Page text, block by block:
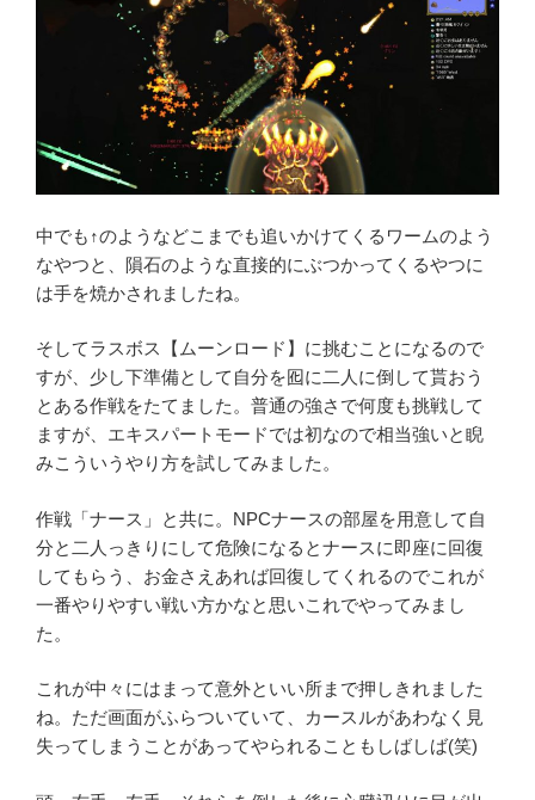
中でも↑のようなどこまでも追いかけてくるワームのよう
なやつと、隕石のような直接的にぶつかってくるやつに
は手を焼かされましたね。
そしてラスボス【ムーンロード】に挑むことになるので
すが、少し下準備として自分を囮に二人に倒して貰おう
とある作戦をたてました。普通の強さで何度も挑戦して
ますが、エキスパートモードでは初なので相当強いと睨
みこういうやり方を試してみました。
作戦「ナース」と共に。NPCナースの部屋を用意して自
分と二人っきりにして危険になるとナースに即座に回復
してもらう、お金さえあれば回復してくれるのでこれが
一番やりやすい戦い方かなと思いこれでやってみまし
た。
これが中々にはまって意外といい所まで押しきれました
ね。ただ画面がふらついていて、カースルがあわなく見
失ってしまうことがあってやられることもしばしば(笑)